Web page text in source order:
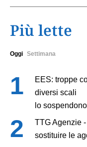
Più lette
Oggi Settimana
EES: troppe
diversi scali
lo sospendono
TTG Agenzie
sostituire le